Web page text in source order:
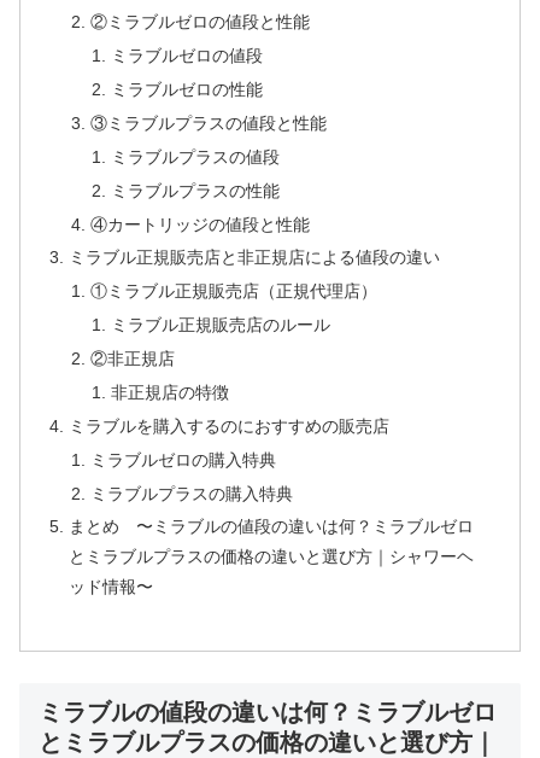
②ミラブルゼロの値段と性能
ミラブルゼロの値段
ミラブルゼロの性能
③ミラブルプラスの値段と性能
ミラブルプラスの値段
ミラブルプラスの性能
④カートリッジの値段と性能
ミラブル正規販売店と非正規店による値段の違い
①ミラブル正規販売店（正規代理店）
ミラブル正規販売店のルール
②非正規店
非正規店の特徴
ミラブルを購入するのにおすすめの販売店
ミラブルゼロの購入特典
ミラブルプラスの購入特典
まとめ 〜ミラブルの値段の違いは何？ミラブルゼロ
とミラブルプラスの価格の違いと選び方｜シャワーヘ
ッド情報〜
ミラブルの値段の違いは何？ミラブルゼロ
とミラブルプラスの価格の違いと選び方｜